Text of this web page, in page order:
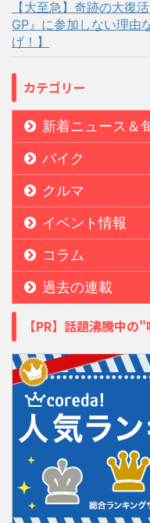
【大至急】奇跡の大復
GP』に参加しない理由
げ！】
カテゴリー
新着ニュース＆
バイク
クルマ
イベント情報
コラム
過去の連載
【PR】話題沸騰中の